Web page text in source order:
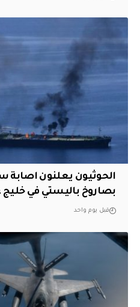
الحوثيون يعلنون
بصاروخ باليستي في
قبل يوم واحد